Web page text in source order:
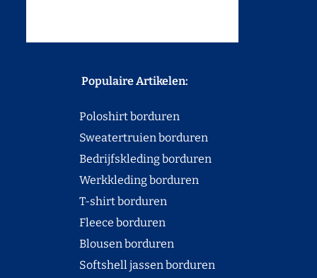
Populaire Artikelen:
Poloshirt borduren
Sweatertruien borduren
Bedrijfskleding borduren
Werkkleding borduren
T-shirt borduren
Fleece borduren
Blousen borduren
Softshell jassen borduren